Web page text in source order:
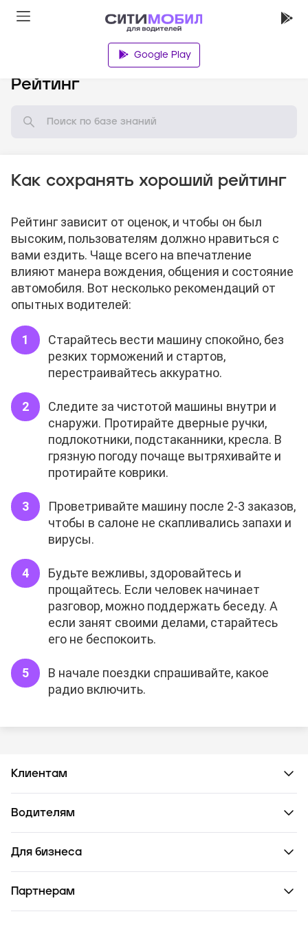
Google Play
Рейтинг
Как сохранять хороший рейтинг
Рейтинг зависит от оценок, и чтобы он был
высоким, пользователям должно нравиться с
вами ездить. Чаще всего на впечатление
влияют манера вождения, общения и состояние
автомобиля. Вот несколько рекомендаций от
опытных водителей:
Старайтесь вести машину спокойно, без
резких торможений и стартов,
перестраивайтесь аккуратно.
Следите за чистотой машины внутри и
снаружи. Протирайте дверные ручки,
подлокотники, подстаканники, кресла. В
грязную погоду почаще вытряхивайте и
протирайте коврики.
Проветривайте машину после 2-3 заказов,
чтобы в салоне не скапливались запахи и
вирусы.
Будьте вежливы, здоровайтесь и
прощайтесь. Если человек начинает
разговор, можно поддержать беседу. А
если занят своими делами, старайтесь
его не беспокоить.
В начале поездки спрашивайте, какое
радио включить.
Клиентам
Водителям
Для бизнеса
Партнерам